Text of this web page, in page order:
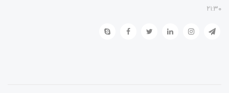
۲۱:۳۰